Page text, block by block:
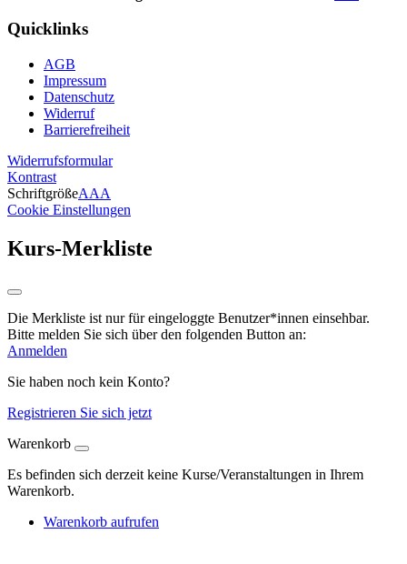
Quicklinks
AGB
Impressum
Datenschutz
Widerruf
Barrierefreiheit
Widerrufsformular
Kontrast
SchriftgrößeAAA
Cookie Einstellungen
Kurs-Merkliste
Die Merkliste ist nur für eingeloggte Benutzer*innen einsehbar.
Bitte melden Sie sich über den folgenden Button an:
Anmelden
Sie haben noch kein Konto?
Registrieren Sie sich jetzt
Warenkorb
Es befinden sich derzeit keine Kurse/Veranstaltungen in Ihrem
Warenkorb.
Warenkorb aufrufen